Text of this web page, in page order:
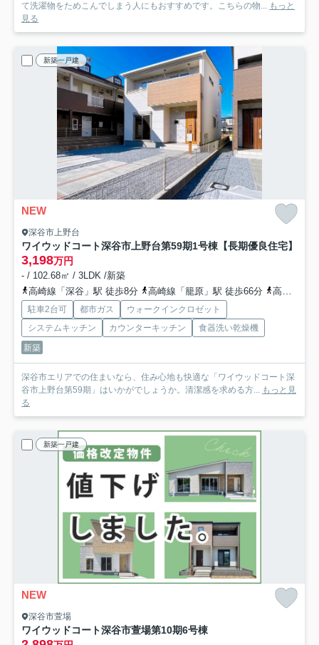
て洗濯物をためこんでしまう人にもおすすめです。こちらの物... もっと
見る
新築一戸建
NEW
深谷市上野台
ワイウッドコート深谷市上野台第59期1号棟【長期優良住宅】
3,198万円
- / 102.68㎡ / 3LDK /新築
高崎線「深谷」駅 徒歩8分
高崎線「籠原」駅 徒歩66分 高崎線「岡部」駅 徒歩66分
駐車2台可 都市ガス
ウォークインクロゼット
システムキッチン
カウンターキッチン
食器洗い乾燥機
新築
深谷市エリアでの住まいなら、住み心地も快適な「ワイウッドコート深
谷市上野台第59期」はいかがでしょうか。清潔感を求める方... もっと見
る
新築一戸建
NEW
深谷市萱場
ワイウッドコート深谷市萱場第10期6号棟